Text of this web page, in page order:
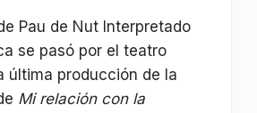
Pau de Nut Interpretado
se pasó por el teatro
última producción de la
Mi relación con la